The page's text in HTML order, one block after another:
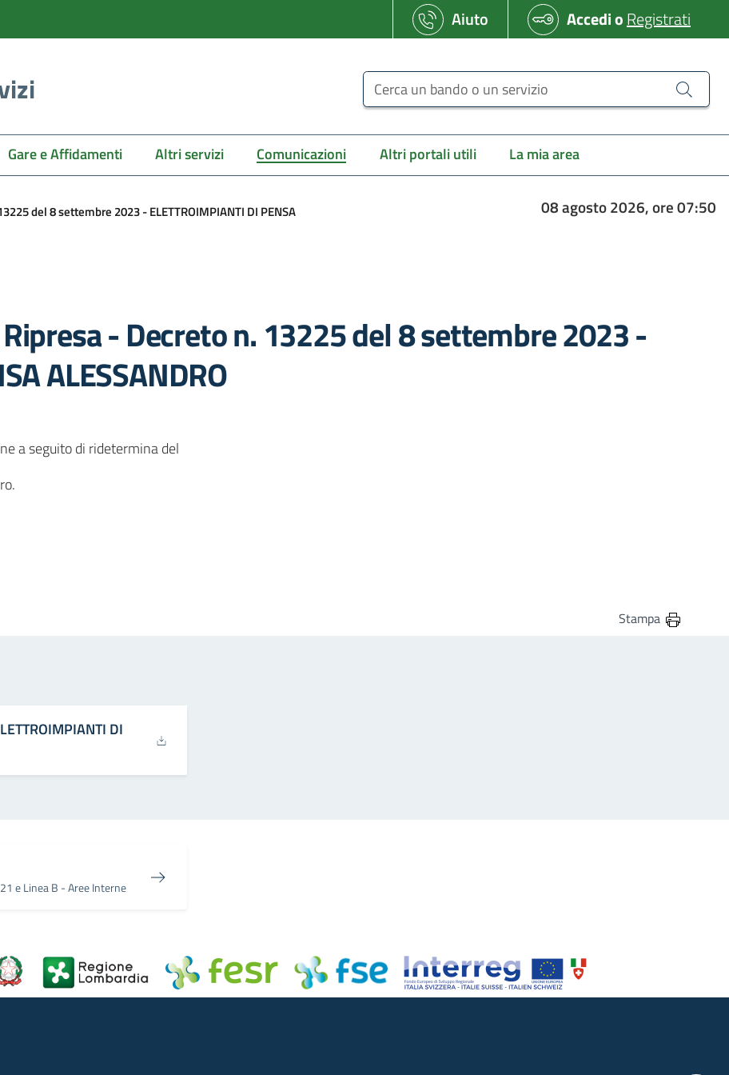
Aiuto AccedioRegistrati
Cerca un bando o un servizio
Gare e Affidamenti Altri servizi Comunicazioni Altri portali utili La mia area
del 8 settembre 2023 - ELETTROIMPIANTI DI PENSA
08 agosto 2026, ore 07:50
- Decreto n. 13225 del 8 settembre 2023 -
ALESSANDRO
a seguito di ridetermina del
Stampa
DI
e Linea B - Aree Interne